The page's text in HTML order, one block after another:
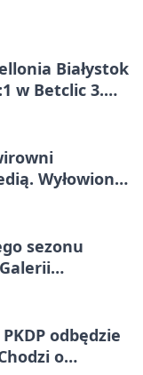
Białystok
w Betclic 3.
Wyłowiono
sezonu
odbędzie
o